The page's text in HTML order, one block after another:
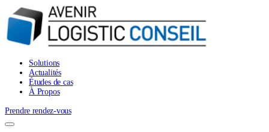
Solutions
Actualités
Études de cas
À Propos
Prendre rendez-vous